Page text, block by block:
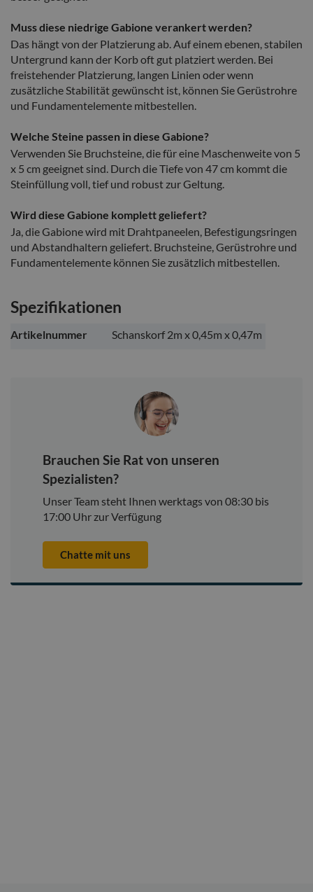
Muss diese niedrige Gabione verankert werden?
Das hängt von der Platzierung ab. Auf einem ebenen, stabilen
Untergrund kann der Korb oft gut platziert werden. Bei
freistehender Platzierung, langen Linien oder wenn
zusätzliche Stabilität gewünscht ist, können Sie Gerüstrohre
und Fundamentelemente mitbestellen.
Welche Steine passen in diese Gabione?
Verwenden Sie Bruchsteine, die für eine Maschenweite von 5
x 5 cm geeignet sind. Durch die Tiefe von 47 cm kommt die
Steinfüllung voll, tief und robust zur Geltung.
Wird diese Gabione komplett geliefert?
Ja, die Gabione wird mit Drahtpaneelen, Befestigungsringen
und Abstandhaltern geliefert. Bruchsteine, Gerüstrohre und
Fundamentelemente können Sie zusätzlich mitbestellen.
Spezifikationen
Weitere
Artikelnummer Schanskorf 2m x 0,45m x 0,47m
Brauchen Sie Rat von unseren
Spezialisten?
Unser Team steht Ihnen werktags von 08:30 bis
17:00 Uhr zur Verfügung
Chatte mit uns